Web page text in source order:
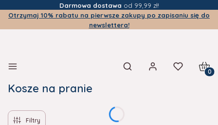
Darmowa dostawa od 99,99 zł!
Otrzymaj 10% rabatu na pierwsze zakupy po zapisaniu się do
newslettera!
Otwórz wyszukiwarkę
Kosze na pranie
Filtry